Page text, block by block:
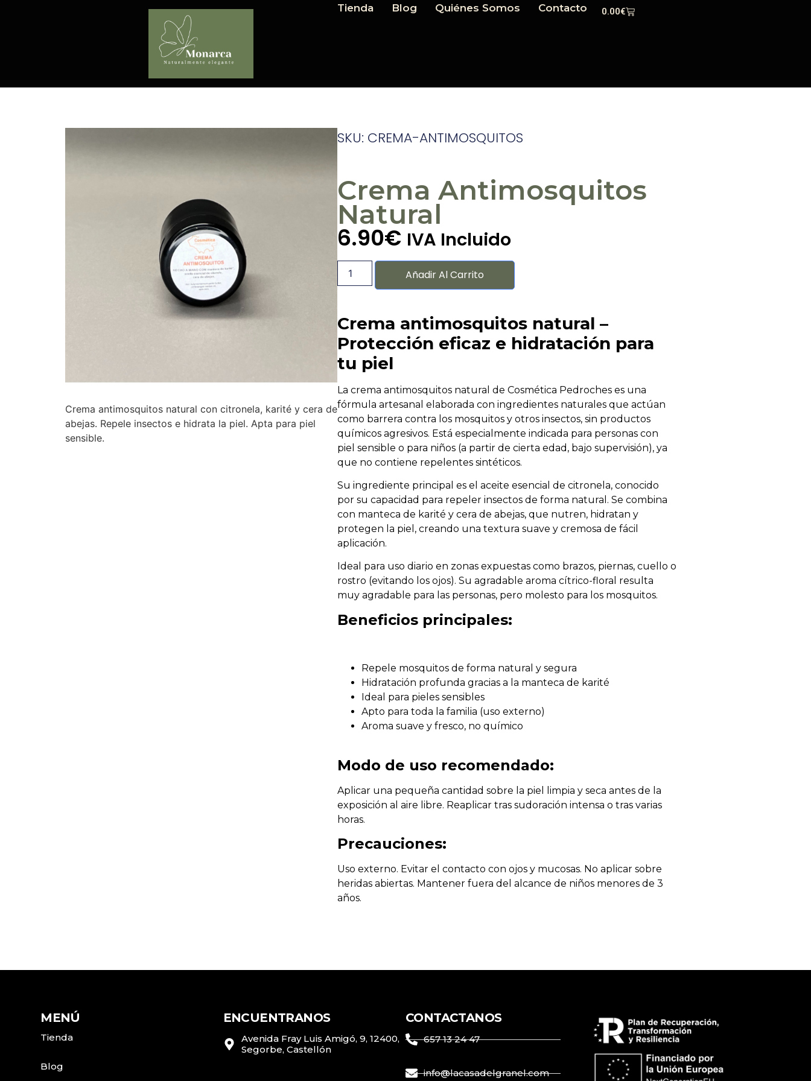
Tienda Blog Quiénes Somos Contacto 0.00€
SKU: CREMA-ANTIMOSQUITOS
Crema Antimosquitos
Natural
6.90€ IVA Incluido
Añadir Al Carrito
Crema antimosquitos natural –
Protección eficaz e hidratación para
tu piel
La crema antimosquitos natural de Cosmética Pedroches es una
fórmula artesanal elaborada con ingredientes naturales que actúan
como barrera contra los mosquitos y otros insectos, sin productos
químicos agresivos. Está especialmente indicada para personas con
piel sensible o para niños (a partir de cierta edad, bajo supervisión), ya
que no contiene repelentes sintéticos.
Su ingrediente principal es el aceite esencial de citronela, conocido
por su capacidad para repeler insectos de forma natural. Se combina
con manteca de karité y cera de abejas, que nutren, hidratan y
protegen la piel, creando una textura suave y cremosa de fácil
aplicación.
Ideal para uso diario en zonas expuestas como brazos, piernas, cuello o
rostro (evitando los ojos). Su agradable aroma cítrico-floral resulta
muy agradable para las personas, pero molesto para los mosquitos.
Beneficios principales:
Repele mosquitos de forma natural y segura
Hidratación profunda gracias a la manteca de karité
Ideal para pieles sensibles
Apto para toda la familia (uso externo)
Aroma suave y fresco, no químico
Modo de uso recomendado:
Aplicar una pequeña cantidad sobre la piel limpia y seca antes de la
exposición al aire libre. Reaplicar tras sudoración intensa o tras varias
horas.
Precauciones:
Uso externo. Evitar el contacto con ojos y mucosas. No aplicar sobre
heridas abiertas. Mantener fuera del alcance de niños menores de 3
años.
Crema antimosquitos natural con citronela, karité y cera de
abejas. Repele insectos e hidrata la piel. Apta para piel
sensible.
MENÚ
Tienda
Blog
ENCUENTRANOS
Avenida Fray Luis Amigó, 9, 12400,
Segorbe, Castellón
CONTACTANOS
657 13 24 47
info@lacasadelgranel.com